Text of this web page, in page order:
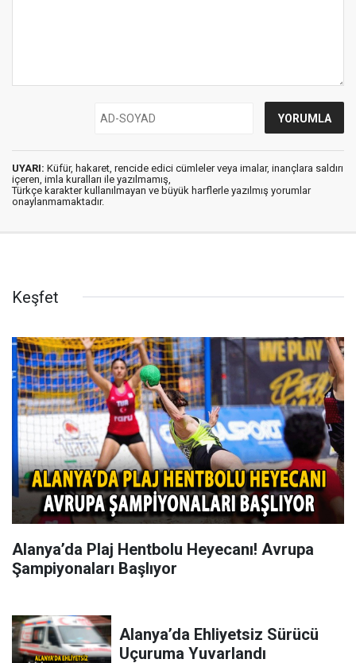
UYARI: Küfür, hakaret, rencide edici cümleler veya imalar, inançlara saldırı
içeren, imla kuralları ile yazılmamış,
Türkçe karakter kullanılmayan ve büyük harflerle yazılmış yorumlar
onaylanmamaktadır.
Keşfet
Alanya’da Plaj Hentbolu Heyecanı! Avrupa
Şampiyonaları Başlıyor
Alanya’da Ehliyetsiz Sürücü
Uçuruma Yuvarlandı